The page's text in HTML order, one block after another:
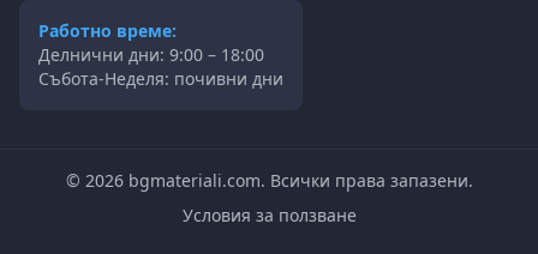
Работно време:
Делнични дни: 9:00 – 18:00
Събота-Неделя: почивни дни
© 2026bgmateriali.com. Всички права запазени.
Условия за ползване